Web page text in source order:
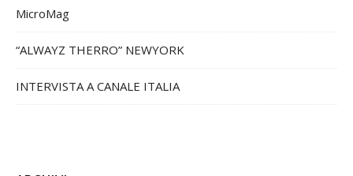
MicroMag
“ALWAYZ THERRO” NEWYORK
INTERVISTA A CANALE ITALIA